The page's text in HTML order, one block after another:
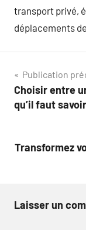
transport privé,
déplacements
de
Publication
Choisir entre
qu’il faut
Transformez
Laisser un